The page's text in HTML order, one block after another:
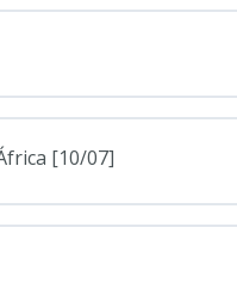
[10/07]